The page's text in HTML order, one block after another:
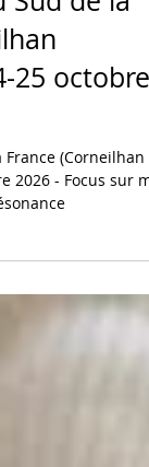
de la
octobre